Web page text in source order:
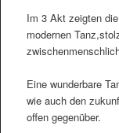
Im 3 Akt zeigten
modernen
Eine wunderbare
wie auch den
offen gegenüber.